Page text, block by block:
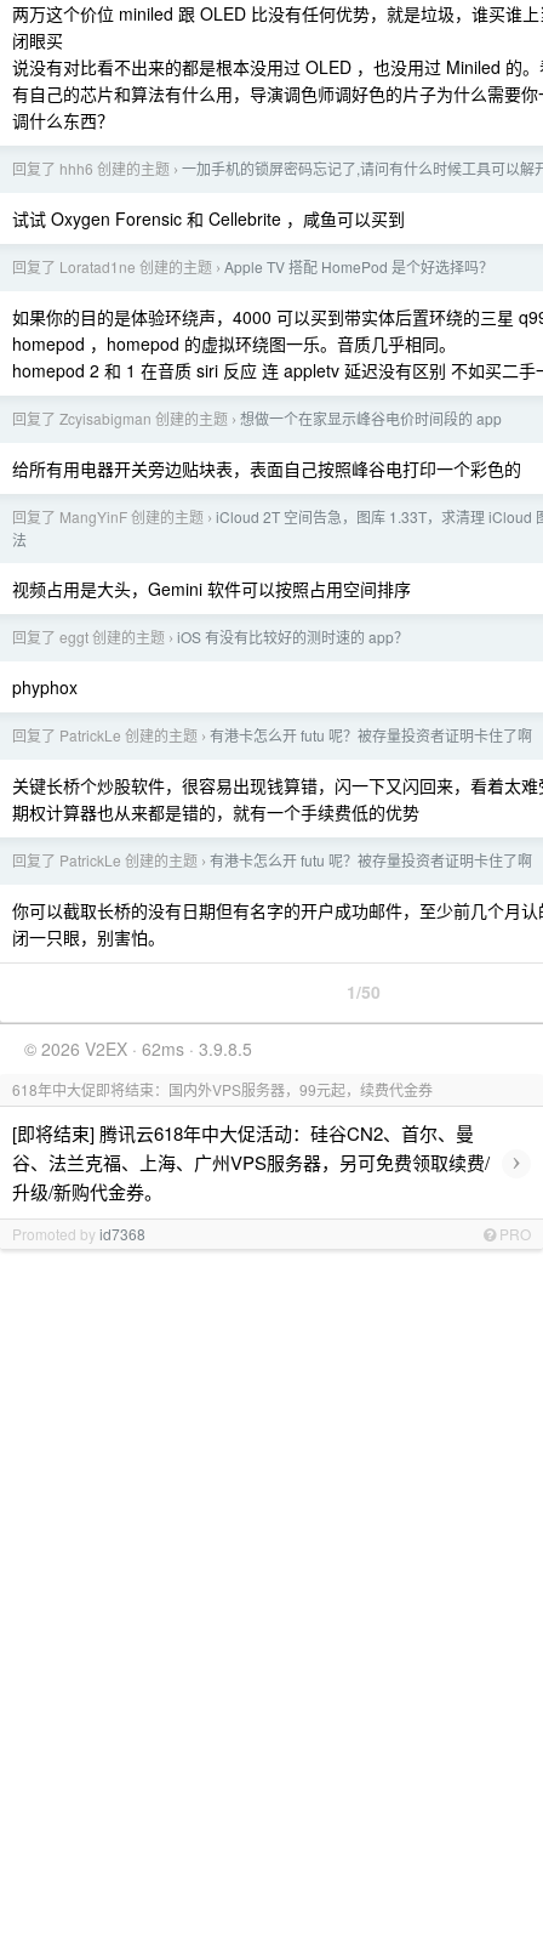
两万这个价位 miniled 跟 OLED 比没有任何优势，就是垃圾，谁买谁
闭眼买
说没有对比看不出来的都是根本没用过 OLED ，也没用过 Miniled 的
有自己的芯片和算法有什么用，导演调色师调好色的片子为什么需要
调什么东西？
回复了 hhh6 创建的主题 › 一加手机的锁屏密码忘记了,请问有什么时候工具可以解
试试 Oxygen Forensic 和 Cellebrite ，咸鱼可以买到
回复了 Loratad1ne 创建的主题 › Apple TV 搭配 HomePod 是个好选择吗？
如果你的目的是体验环绕声，4000 可以买到带实体后置环绕的三星
homepod ，homepod 的虚拟环绕图一乐。音质几乎相同。
homepod 2 和 1 在音质 siri 反应 连 appletv 延迟没有区别 不如买二手
回复了 Zcyisabigman 创建的主题 › 想做一个在家显示峰谷电价时间段的 app
给所有用电器开关旁边贴块表，表面自己按照峰谷电打印一个彩色的
回复了 MangYinF 创建的主题 › iCloud 2T 空间告急，图库 1.33T，求清理 iCloud
法
视频占用是大头，Gemini 软件可以按照占用空间排序
回复了 eggt 创建的主题 › iOS 有没有比较好的测时速的 app？
phyphox
回复了 PatrickLe 创建的主题 › 有港卡怎么开 futu 呢？被存量投资者证明卡住了啊
关键长桥个炒股软件，很容易出现钱算错，闪一下又闪回来，看着太
期权计算器也从来都是错的，就有一个手续费低的优势
回复了 PatrickLe 创建的主题 › 有港卡怎么开 futu 呢？被存量投资者证明卡住了啊
你可以截取长桥的没有日期但有名字的开户成功邮件，至少前几个月
闭一只眼，别害怕。
1/50
© 2026 V2EX · 62ms · 3.9.8.5
618年中大促即将结束：国内外VPS服务器，99元起，续费代金券
[即将结束] 腾讯云618年中大促活动：硅谷CN2、首尔、曼
谷、法兰克福、上海、广州VPS服务器，另可免费领取续费/
升级/新购代金券。
›
Promoted byid7368 PRO